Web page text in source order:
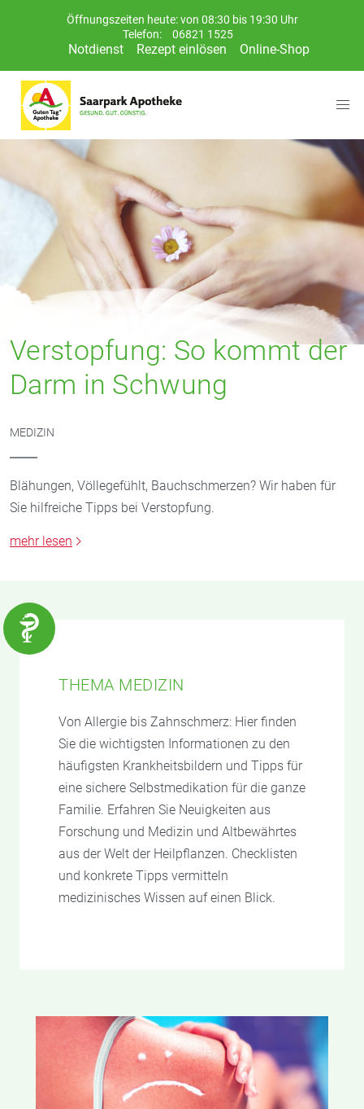
Öffnungszeiten heute: von 08:30 bis 19:30 Uhr
Telefon:
06821 1525
Notdienst Rezept einlösen Online-Shop
Verstopfung: So kommt der
Darm in Schwung
MEDIZIN
Blähungen, Völlegefühlt, Bauchschmerzen? Wir haben für
Sie hilfreiche Tipps bei Verstopfung.
mehr lesen
THEMA MEDIZIN
Von Allergie bis Zahnschmerz: Hier finden
Sie die wichtigsten Informationen zu den
häufigsten Krankheitsbildern und Tipps für
eine sichere Selbstmedikation für die ganze
Familie. Erfahren Sie Neuigkeiten aus
Forschung und Medizin und Altbewährtes
aus der Welt der Heilpflanzen. Checklisten
und konkrete Tipps vermitteln
medizinisches Wissen auf einen Blick.